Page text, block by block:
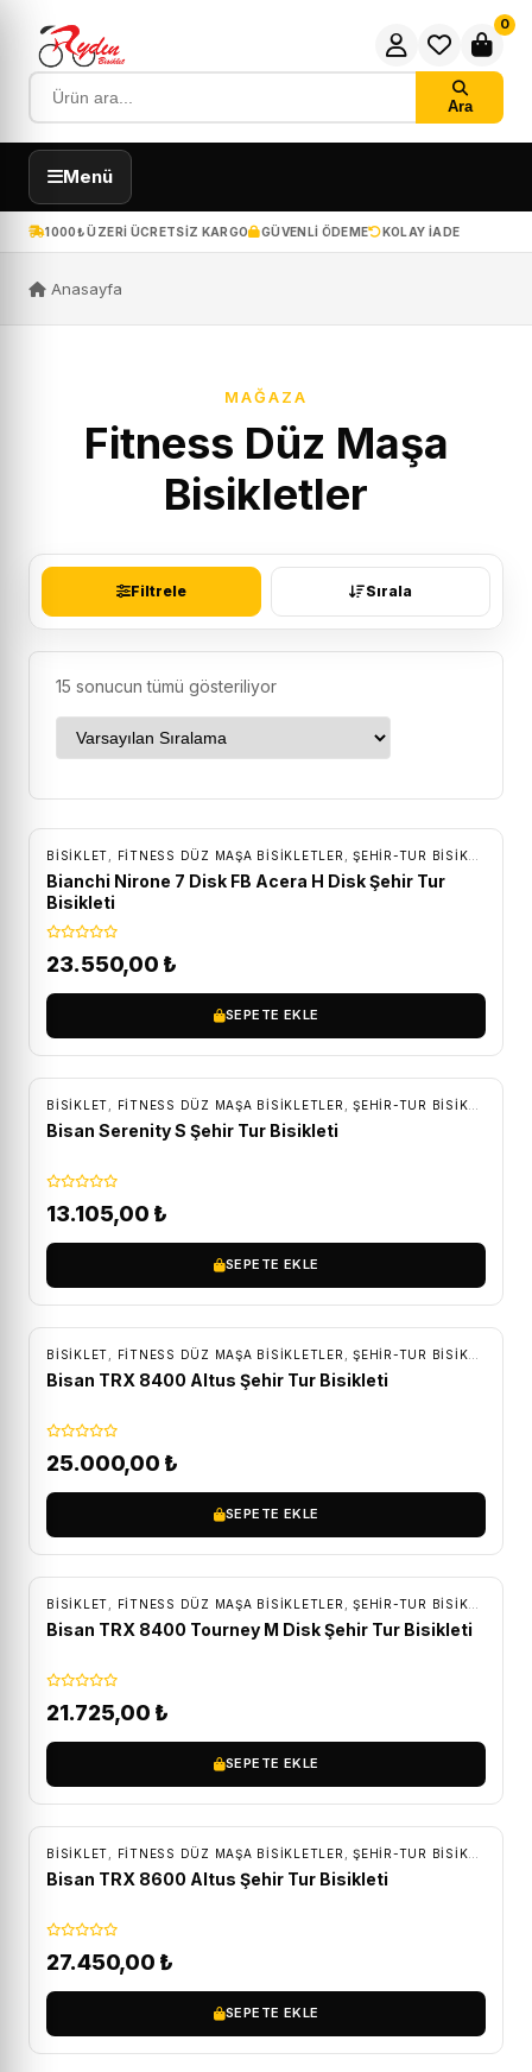
Ara
0
Menü
1000₺ ÜZERI ÜCRETSIZ KARGO GÜVENLI ÖDEME KOLAY IADE
Anasayfa
MAĞAZA
Fitness Düz Maşa
Bisikletler
Filtrele Sırala
15 sonucun tümü gösteriliyor
ÜCRETSIZ KARGO
BİSİKLET FITNESS DÜZ MAŞA BISIKLETLER ŞEHIR-TUR BISIKLETLERI
Bianchi Nirone 7 Disk FB Acera H Disk Şehir Tur
Bisikleti
23.550,00 ₺
SEPETE EKLE
BİSİKLET FITNESS DÜZ MAŞA BISIKLETLER ŞEHIR-TUR BISIKLETLERI
Bisan Serenity S Şehir Tur Bisikleti
13.105,00 ₺
SEPETE EKLE
BİSİKLET FITNESS DÜZ MAŞA BISIKLETLER ŞEHIR-TUR BISIKLETLERI
Bisan TRX 8400 Altus Şehir Tur Bisikleti
25.000,00 ₺
SEPETE EKLE
BİSİKLET FITNESS DÜZ MAŞA BISIKLETLER ŞEHIR-TUR BISIKLETLERI
Bisan TRX 8400 Tourney M Disk Şehir Tur Bisikleti
21.725,00 ₺
SEPETE EKLE
BİSİKLET FITNESS DÜZ MAŞA BISIKLETLER ŞEHIR-TUR BISIKLETLERI
Bisan TRX 8600 Altus Şehir Tur Bisikleti
27.450,00 ₺
SEPETE EKLE